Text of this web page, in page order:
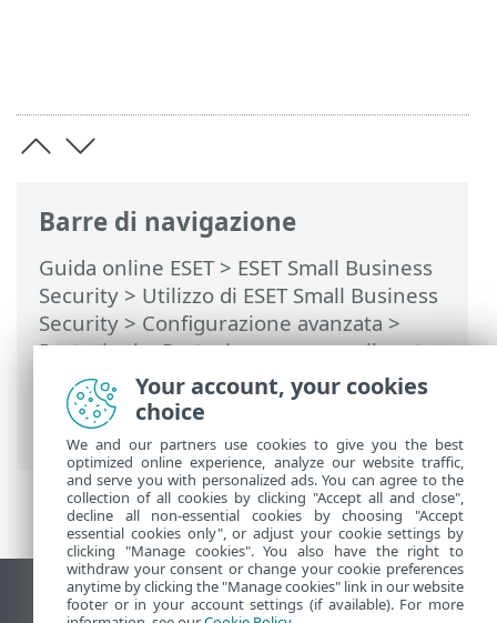
Barre di navigazione
Guida online ESET> ESET Small Business
Security > Utilizzo di ESET Small Business
Security > Configurazione avanzata >
Protezioni>Protezione accesso alla rete
Profili di connessione di rete>
Aggiungere o modificare i profili di
connessione di rete
Visualizza sito desktop
Your account, your cookies
choice
We and our partners use cookies to give you the best
optimized online experience, analyze our website traffic,
and serve you with personalized ads. You can agree to the
collection of all cookies by clicking "Accept all and close",
decline all non-essential cookies by choosing "Accept
essential cookies only", or adjust your cookie settings by
clicking "Manage cookies". You also have the right to
withdraw your consent or change your cookie preferences
anytime by clicking the "Manage cookies" link in our website
footer or in your account settings (if available). For more